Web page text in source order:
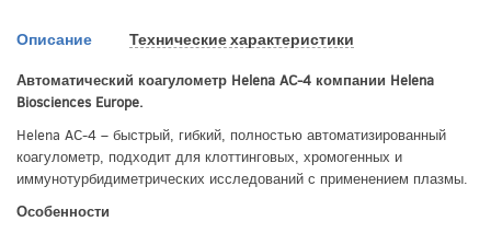
Описание Технические характеристики
Автоматический коагулометр Helena AC-4 компании Helena
Biosciences Europe.
Helena AC-4 – быстрый, гибкий, полностью автоматизированный
коагулометр, подходит для клоттинговых, хромогенных и
иммунотурбидиметрических исследований с применением плазмы.
Особенности